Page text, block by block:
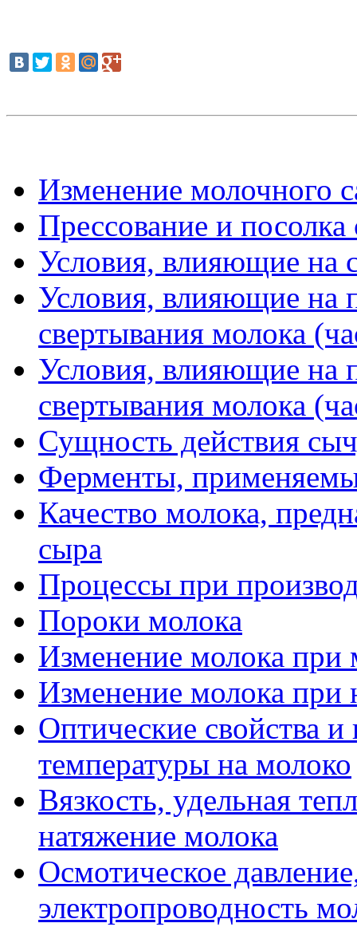
Изменение молочного
Прессование и посолка
Условия, влияющие на
Условия, влияющие на
свертывания молока
Условия, влияющие на
свертывания молока
Сущность действия
Ферменты,
Качество молока,
сыра
Процессы при
Пороки молока
Изменение молока при
Изменение молока при
Оптические свойства
температуры на молоко
Вязкость, удельная
натяжение молока
Осмотическое
электропроводность